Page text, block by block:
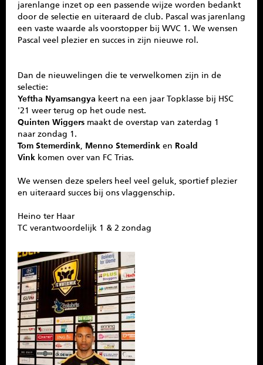
jarenlange inzet op een passende wijze worden bedankt
door de selectie en uiteraard de club. Pascal was jarenlang
een vaste waarde als voorstopper bij WVC 1. We wensen
Pascal veel plezier en succes in zijn nieuwe rol.
Dan de nieuwelingen die te verwelkomen zijn in de
selectie:
Yeftha Nyamsangya keert na een jaar Topklasse bij HSC
'21 weer terug op het oude nest.
Quinten Wiggers maakt de overstap van zaterdag 1
naar zondag 1.
Tom Stemerdink, Menno Stemerdink en Roald
Vink komen over van FC Trias.
We wensen deze spelers heel veel geluk, sportief plezier
en uiteraard succes bij ons vlaggenschip.
Heino ter Haar
TC verantwoordelijk 1 & 2 zondag